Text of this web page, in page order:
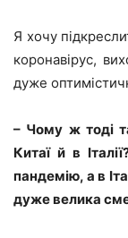
Я хочу
коронавірус,
дуже
– Чому ж тоді
Китаї й в
пандемію, а в
дуже велика